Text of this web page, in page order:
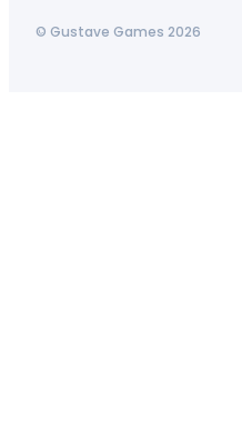
© Gustave Games 2026